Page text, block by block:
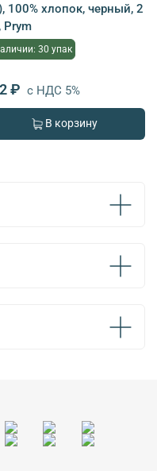
100% хлопок, черный, 2
Prym
30 упак
₽ с НДС 5%
В корзину